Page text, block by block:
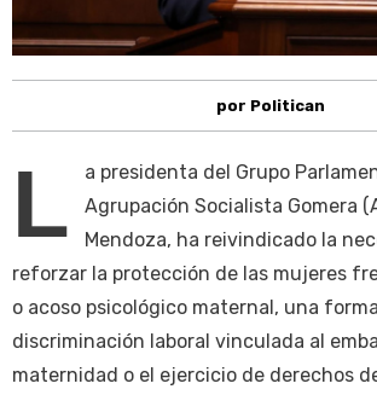
por Politican
L
a presidenta del Grupo
Agrupación Socialista Gomera
Mendoza, ha reivindicado la
reforzar la protección de las mujeres
o acoso psicológico maternal, una
discriminación laboral vinculada al
maternidad o el ejercicio de derechos